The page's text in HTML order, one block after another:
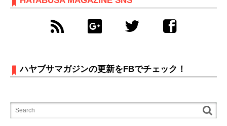
ハヤブサマガジンの更新をFBでチェック！